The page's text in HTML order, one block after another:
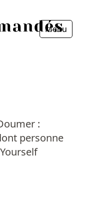
Menu
:
personne
Fermer